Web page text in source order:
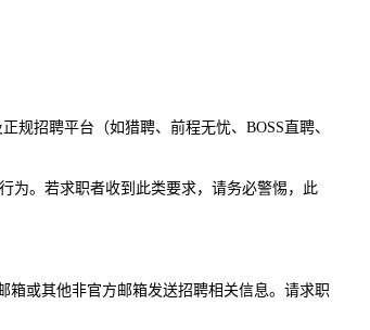
规招聘平台（如猎聘、前程无忧、BOSS直聘、
为。若求职者收到此类要求，请务必警惕，此
箱或其他非官方邮箱发送招聘相关信息。请求职